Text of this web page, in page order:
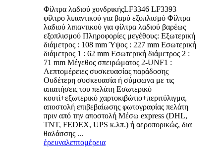
Φίλτρα λαδιού χονδρικήςLF3346 LF3393
φίλτρο λιπαντικού για βαρύ εξοπλισμό Φίλτρα
λαδιού λιπαντικού για φίλτρα λαδιού βαρέως
εξοπλισμού Πληροφορίες μεγέθους: Εξωτερική
διάμετρος : 108 mm Ύψος : 227 mm Εσωτερική
διάμετρος 1 : 62 mm Εσωτερική διάμετρος 2 :
71 mm Μέγεθος σπειρώματος 2-UNF1 :
Λεπτομέρειες συσκευασίας παράδοσης
Ουδέτερη συσκευασία ή σύμφωνα με τις
απαιτήσεις του πελάτη Εσωτερικό
κουτί+εξωτερικό χαρτοκιβώτιο+περιτύλιγμα,
αποστολή επιβεβαίωσης φωτογραφίας πελάτη
πριν από την αποστολή Μέσω express (DHL,
TNT, FEDEX, UPS κ.λπ.) ή αεροπορικώς, δια
θαλάσσης ...
έρευναλεπτομέρεια